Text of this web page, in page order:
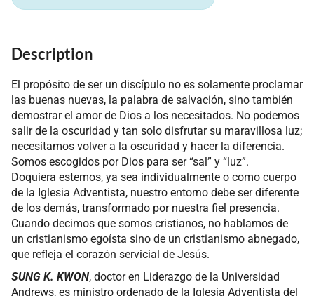
Description
El propósito de ser un discípulo no es solamente proclamar
las buenas nuevas, la palabra de salvación, sino también
demostrar el amor de Dios a los necesitados. No podemos
salir de la oscuridad y tan solo disfrutar su maravillosa luz;
necesitamos volver a la oscuridad y hacer la diferencia.
Somos escogidos por Dios para ser “sal” y “luz”.
Doquiera estemos, ya sea individualmente o como cuerpo
de la Iglesia Adventista, nuestro entorno debe ser diferente
de los demás, transformado por nuestra fiel presencia.
Cuando decimos que somos cristianos, no hablamos de
un cristianismo egoísta sino de un cristianismo abnegado,
que refleja el corazón servicial de Jesús.
SUNG K. KWON, doctor en Liderazgo de la Universidad
Andrews, es ministro ordenado de la Iglesia Adventista del